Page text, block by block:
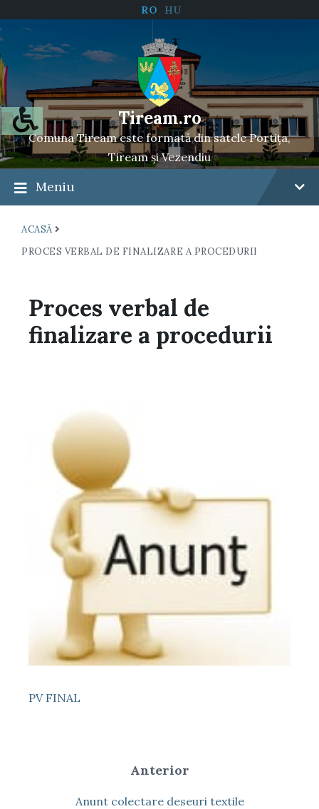
RO HU
Tiream.ro
Comuna Tiream este formată din satele Portița,
Tiream și Vezendiu
Meniu
ACASĂ
PROCES VERBAL DE FINALIZARE A PROCEDURII
Proces verbal de
finalizare a procedurii
PV FINAL
Anterior
Anunt colectare deseuri textile